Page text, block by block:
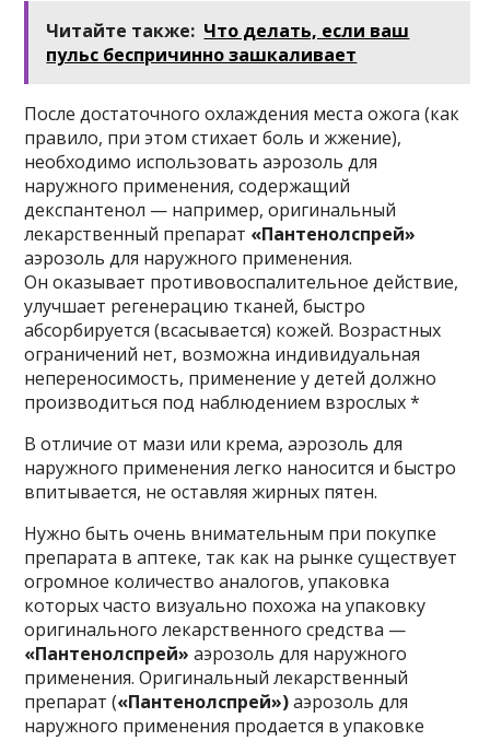
Читайте также: Что делать, если ваш
пульс беспричинно зашкаливает
После достаточного охлаждения места ожога (как
правило, при этом стихает боль и жжение),
необходимо использовать аэрозоль для
наружного применения, содержащий
декспантенол — например, оригинальный
лекарственный препарат «Пантенолспрей»
аэрозоль для наружного применения.
Он оказывает противовоспалительное действие,
улучшает регенерацию тканей, быстро
абсорбируется (всасывается) кожей. Возрастных
ограничений нет, возможна индивидуальная
непереносимость, применение у детей должно
производиться под наблюдением взрослых *
В отличие от мази или крема, аэрозоль для
наружного применения легко наносится и быстро
впитывается, не оставляя жирных пятен.
Нужно быть очень внимательным при покупке
препарата в аптеке, так как на рынке существует
огромное количество аналогов, упаковка
которых часто визуально похожа на упаковку
оригинального лекарственного средства —
«Пантенолспрей»аэрозоль для наружного
применения. Оригинальный лекарственный
препарат («Пантенолспрей»)аэрозоль для
наружного применения продается в упаковке